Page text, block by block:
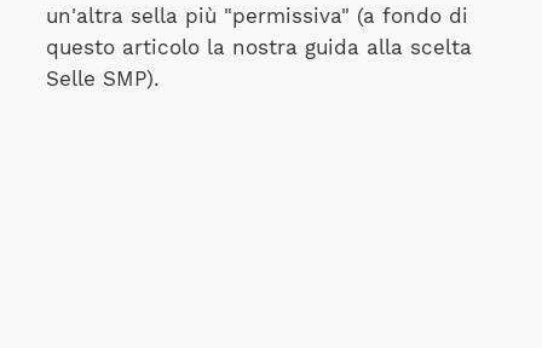
un'altra sella più "permissiva" (a fondo di
questo articolo la nostra guida alla scelta
Selle SMP).